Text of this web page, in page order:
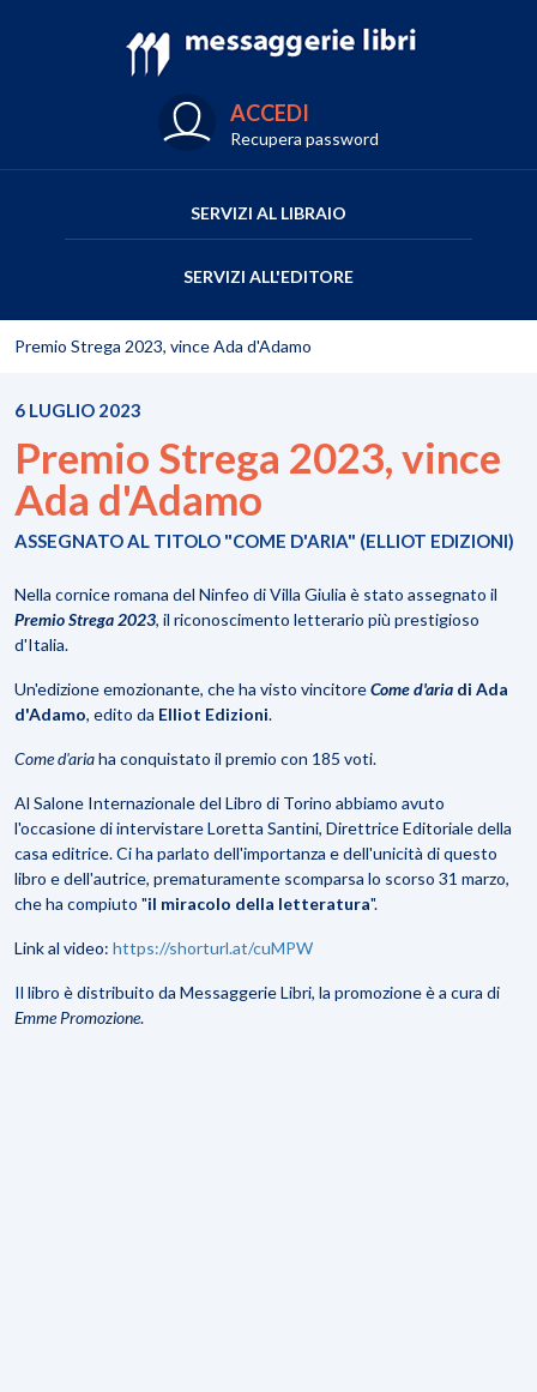
ACCEDI
Recupera password
SERVIZI AL LIBRAIO
SERVIZI ALL'EDITORE
Premio Strega 2023, vince Ada d'Adamo
6 LUGLIO 2023
Premio Strega 2023, vince
Ada d'Adamo
ASSEGNATO AL TITOLO "COME D'ARIA" (ELLIOT EDIZIONI)
Nella cornice romana del Ninfeo di Villa Giulia è stato assegnato il
Premio Strega 2023, il riconoscimento letterario più prestigioso
d'Italia.
Un'edizione emozionante, che ha visto vincitoreCome d'aria di Ada
d'Adamo, edito da Elliot Edizioni.
Come d'ariaha conquistato il premio con 185 voti.
Al Salone Internazionale del Libro di Torino abbiamo avuto
l'occasione di intervistare Loretta Santini, Direttrice Editoriale della
casa editrice. Ci ha parlato dell'importanza e dell'unicità di questo
libro e dell'autrice, prematuramente scomparsa lo scorso 31 marzo,
che ha compiuto "il miracolo della letteratura".
Link al video: https://shorturl.at/cuMPW
Il libro è distribuito da Messaggerie Libri, la promozione è a cura di
Emme Promozione.